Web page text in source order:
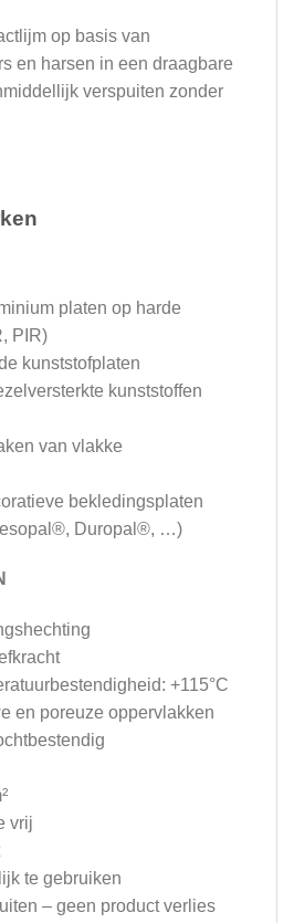
op basis van
en harsen in een draagbare
verspuiten zonder
platen op harde
PIR)
kunststofplaten
kunststoffen
van vlakke
bekledingsplaten
Duropal®, …)
+115°C
en poreuze oppervlakken
vrij
te gebruiken
– geen product verlies